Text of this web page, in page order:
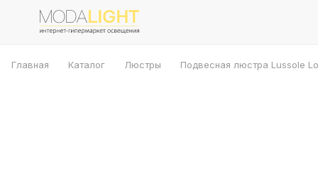
Главная Каталог Люстры Подвесная люстра Lussole